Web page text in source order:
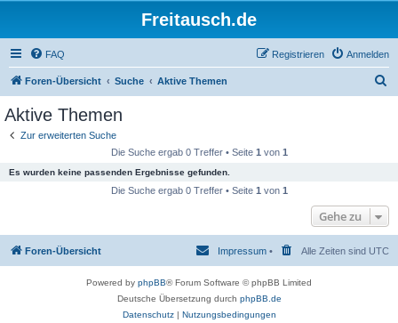
Freitausch.de
FAQ Anmelden
Registrieren
Foren-Übersicht Suche Aktive Themen
Aktive Themen
Zur erweiterten Suche
Die Suche ergab 0 Treffer • Seite 1 von 1
Es wurden keine passenden Ergebnisse gefunden.
Die Suche ergab 0 Treffer • Seite 1 von 1
Gehe zu
Foren-Übersicht Alle Zeiten sind UTC
Impressum •
Powered by phpBB® Forum Software © phpBB Limited
Deutsche Übersetzung durch phpBB.de
Datenschutz| Nutzungsbedingungen